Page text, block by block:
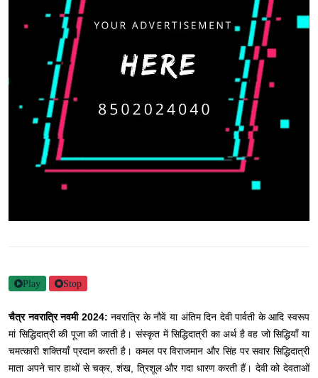
Play Stop
चैत्र नवरात्रि नवमी 2024: नवरात्रि के नौवें या अंतिम दिन देवी पार्वती के आदि स्वरूप
मां सिद्धिदात्री की पूजा की जाती है। संस्कृत में सिद्धिदात्री का अर्थ है वह जो सिद्धियाँ या
चमत्कारी शक्तियाँ प्रदान करती है। कमल पर विराजमान और सिंह पर सवार सिद्धिदात्री
माता अपने चार हाथों से चक्र, शंख, त्रिशूल और गदा धारण करती हैं। देवी को देवताओं